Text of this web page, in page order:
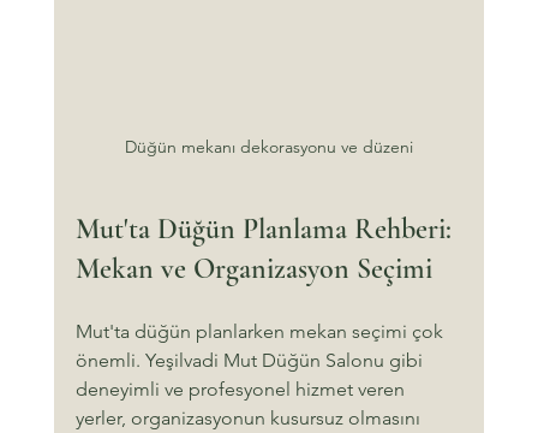
Düğün mekanı dekorasyonu ve düzeni
Mut'ta Düğün Planlama Rehberi:
Mekan ve Organizasyon Seçimi
Mut'ta düğün planlarken mekan seçimi çok
önemli. Yeşilvadi Mut Düğün Salonu gibi
deneyimli ve profesyonel hizmet veren
yerler, organizasyonun kusursuz olmasını